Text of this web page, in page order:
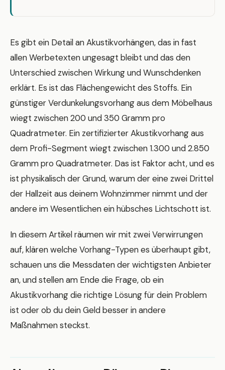
Es gibt ein Detail an Akustikvorhängen, das in fast
allen Werbetexten ungesagt bleibt und das den
Unterschied zwischen Wirkung und Wunschdenken
erklärt. Es ist das Flächengewicht des Stoffs. Ein
günstiger Verdunkelungsvorhang aus dem Möbelhaus
wiegt zwischen 200 und 350 Gramm pro
Quadratmeter. Ein zertifizierter Akustikvorhang aus
dem Profi-Segment wiegt zwischen 1.300 und 2.850
Gramm pro Quadratmeter. Das ist Faktor acht, und es
ist physikalisch der Grund, warum der eine zwei Drittel
der Hallzeit aus deinem Wohnzimmer nimmt und der
andere im Wesentlichen ein hübsches Lichtschott ist.
In diesem Artikel räumen wir mit zwei Verwirrungen
auf, klären welche Vorhang-Typen es überhaupt gibt,
schauen uns die Messdaten der wichtigsten Anbieter
an, und stellen am Ende die Frage, ob ein
Akustikvorhang die richtige Lösung für dein Problem
ist oder ob du dein Geld besser in andere
Maßnahmen steckst.